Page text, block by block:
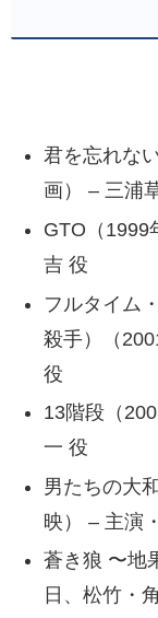
君を忘れな
画） – 三浦
GTO（1999
吉 役
フルタイム
殺手）（
役
13階段（
一 役
男たちの大
映） – 主演
蒼き狼 〜地
日、松竹・